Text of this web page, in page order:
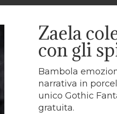
Zaela
con gli
Bambola
narrativa in
unico Gothic
gratuita.